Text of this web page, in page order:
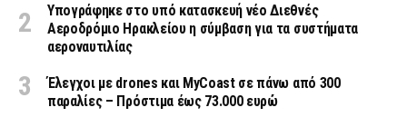
Υπογράφηκε στο υπό κατασκευή νέο Διεθνές
Αεροδρόμιο Ηρακλείου η σύμβαση για τα συστήματα
αεροναυτιλίας
Έλεγχοι με drones και MyCoast σε πάνω από 300
παραλίες – Πρόστιμα έως 73.000 ευρώ